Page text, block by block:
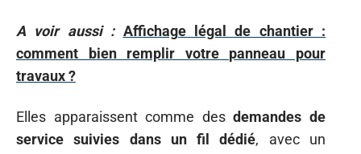
A voir aussi : Affichage légal de chantier :
comment bien remplir votre panneau pour
travaux ?
Elles apparaissent comme desdemandes de
service suivies dans un fil dédié, avec un